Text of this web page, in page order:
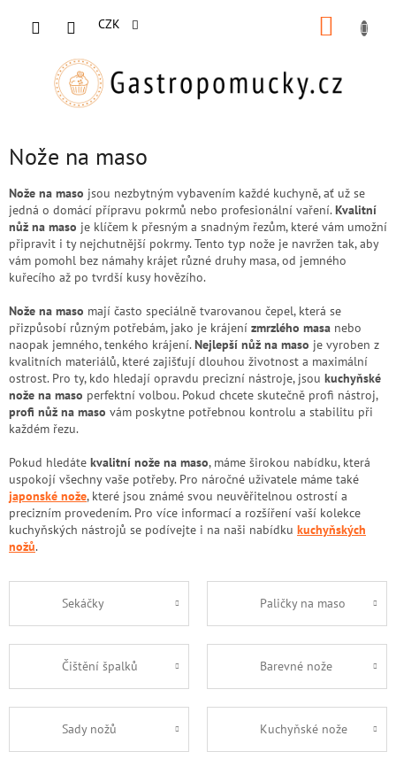
CZK
Nože na maso
Nože na maso jsou nezbytným vybavením každé kuchyně, ať už se
jedná o domácí přípravu pokrmů nebo profesionální vaření.Kvalitní
nůž na maso je klíčem k přesným a snadným řezům, které vám umožní
připravit i ty nejchutnější pokrmy. Tento typ nože je navržen tak, aby
vám pomohl bez námahy krájet různé druhy masa, od jemného
kuřecího až po tvrdší kusy hovězího.
Nože na maso mají často speciálně tvarovanou čepel, která se
přizpůsobí různým potřebám, jako je krájení zmrzlého masa nebo
naopak jemného, tenkého krájení.Nejlepší nůž na maso je vyroben z
kvalitních materiálů, které zajišťují dlouhou životnost a maximální
ostrost. Pro ty, kdo hledají opravdu precizní nástroje, jsou kuchyňské
nože na maso perfektní volbou. Pokud chcete skutečně profi nástroj,
profi nůž na maso vám poskytne potřebnou kontrolu a stabilitu při
každém řezu.
Pokud hledáte kvalitní nože na maso, máme širokou nabídku, která
uspokojí všechny vaše potřeby. Pro náročné uživatele máme také
japonské nože, které jsou známé svou neuvěřitelnou ostrostí a
precizním provedením. Pro více informací a rozšíření vaší kolekce
kuchyňských nástrojů se podívejte i na naši nabídku kuchyňských
nožů.
Sekáčky Paličky na maso
Čištění špalků Barevné nože
Sady nožů Kuchyňské nože